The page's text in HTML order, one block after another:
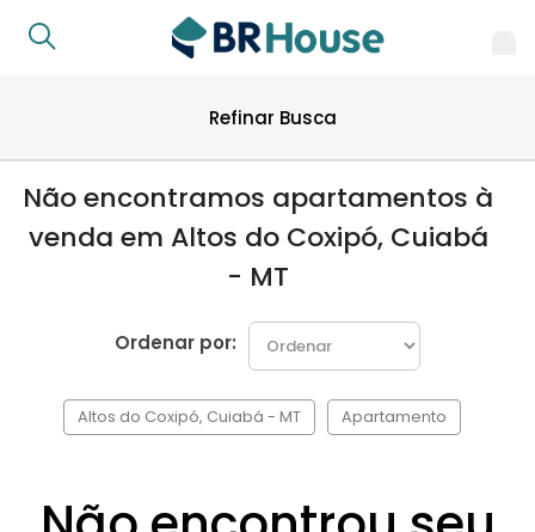
Refinar Busca
Não encontramos apartamentos à
venda em Altos do Coxipó, Cuiabá
- MT
Ordenar por:
Altos do Coxipó, Cuiabá - MT Apartamento